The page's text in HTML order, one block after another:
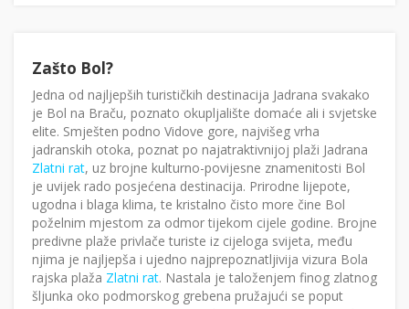
Zašto Bol?
Jedna od najljepših turističkih destinacija Jadrana svakako
je Bol na Braču, poznato okupljalište domaće ali i svjetske
elite. Smješten podno Vidove gore, najvišeg vrha
jadranskih otoka, poznat po najatraktivnijoj plaži Jadrana
Zlatni rat, uz brojne kulturno-povijesne znamenitosti Bol
je uvijek rado posjećena destinacija. Prirodne lijepote,
ugodna i blaga klima, te kristalno čisto more čine Bol
poželnim mjestom za odmor tijekom cijele godine. Brojne
predivne plaže privlače turiste iz cijeloga svijeta, među
njima je najljepša i ujedno najprepoznatljivija vizura Bola
rajska plaža Zlatni rat. Nastala je taloženjem finog zlatnog
šljunka oko podmorskog grebena pružajući se poput